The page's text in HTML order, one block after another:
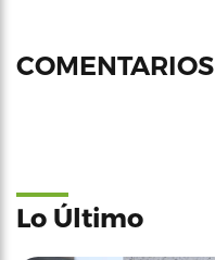
COMENTARIOS
Lo Último